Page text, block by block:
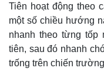
Tiên hoạt động theo
một số chiều hướng
nhanh theo từng tốp
tiên, sau đó nhanh
trống trên chiến